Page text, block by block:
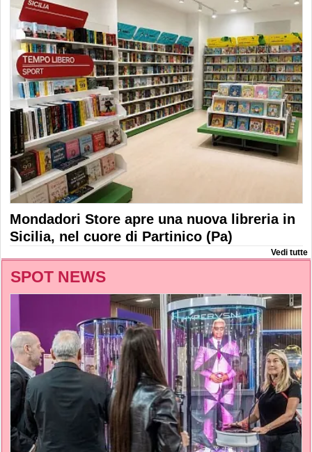
Mondadori Store apre una nuova libreria in
Sicilia, nel cuore di Partinico (Pa)
Vedi tutte
SPOT NEWS